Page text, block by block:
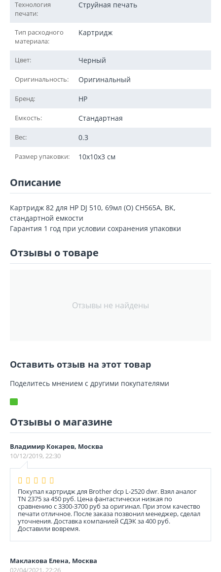
Технология
печати:
Струйная печать
Тип расходного
материала:
Картридж
Цвет: Черный
Оригинальность: Оригинальный
Бренд: HP
Емкость: Стандартная
Вес: 0.3
Размер упаковки: 10x10x3 см
Описание
Картридж 82 для HP DJ 510, 69мл (O) CH565A, BK,
стандартной емкости
Гарантия 1 год при условии сохранения упаковки
Отзывы о товаре
Отзывы не найдены
Оставить отзыв на этот товар
Поделитесь мнением с другими покупателями
Отзывы о магазине
Владимир Кокарев, Москва
10/12/2019, 22:30
Покупал картридж для Brother dcp L-2520 dwr. Взял аналог
TN 2375 за 450 руб. Цена фантастически низкая по
сравнению с 3300-3700 руб за оригинал. При этом качество
печати отличное. После заказа позвонил менеджер, сделал
уточнения. Доставка компанией СДЭК за 400 руб.
Доставили вовремя.
Маклакова Елена, Москва
02/04/2021, 22:26